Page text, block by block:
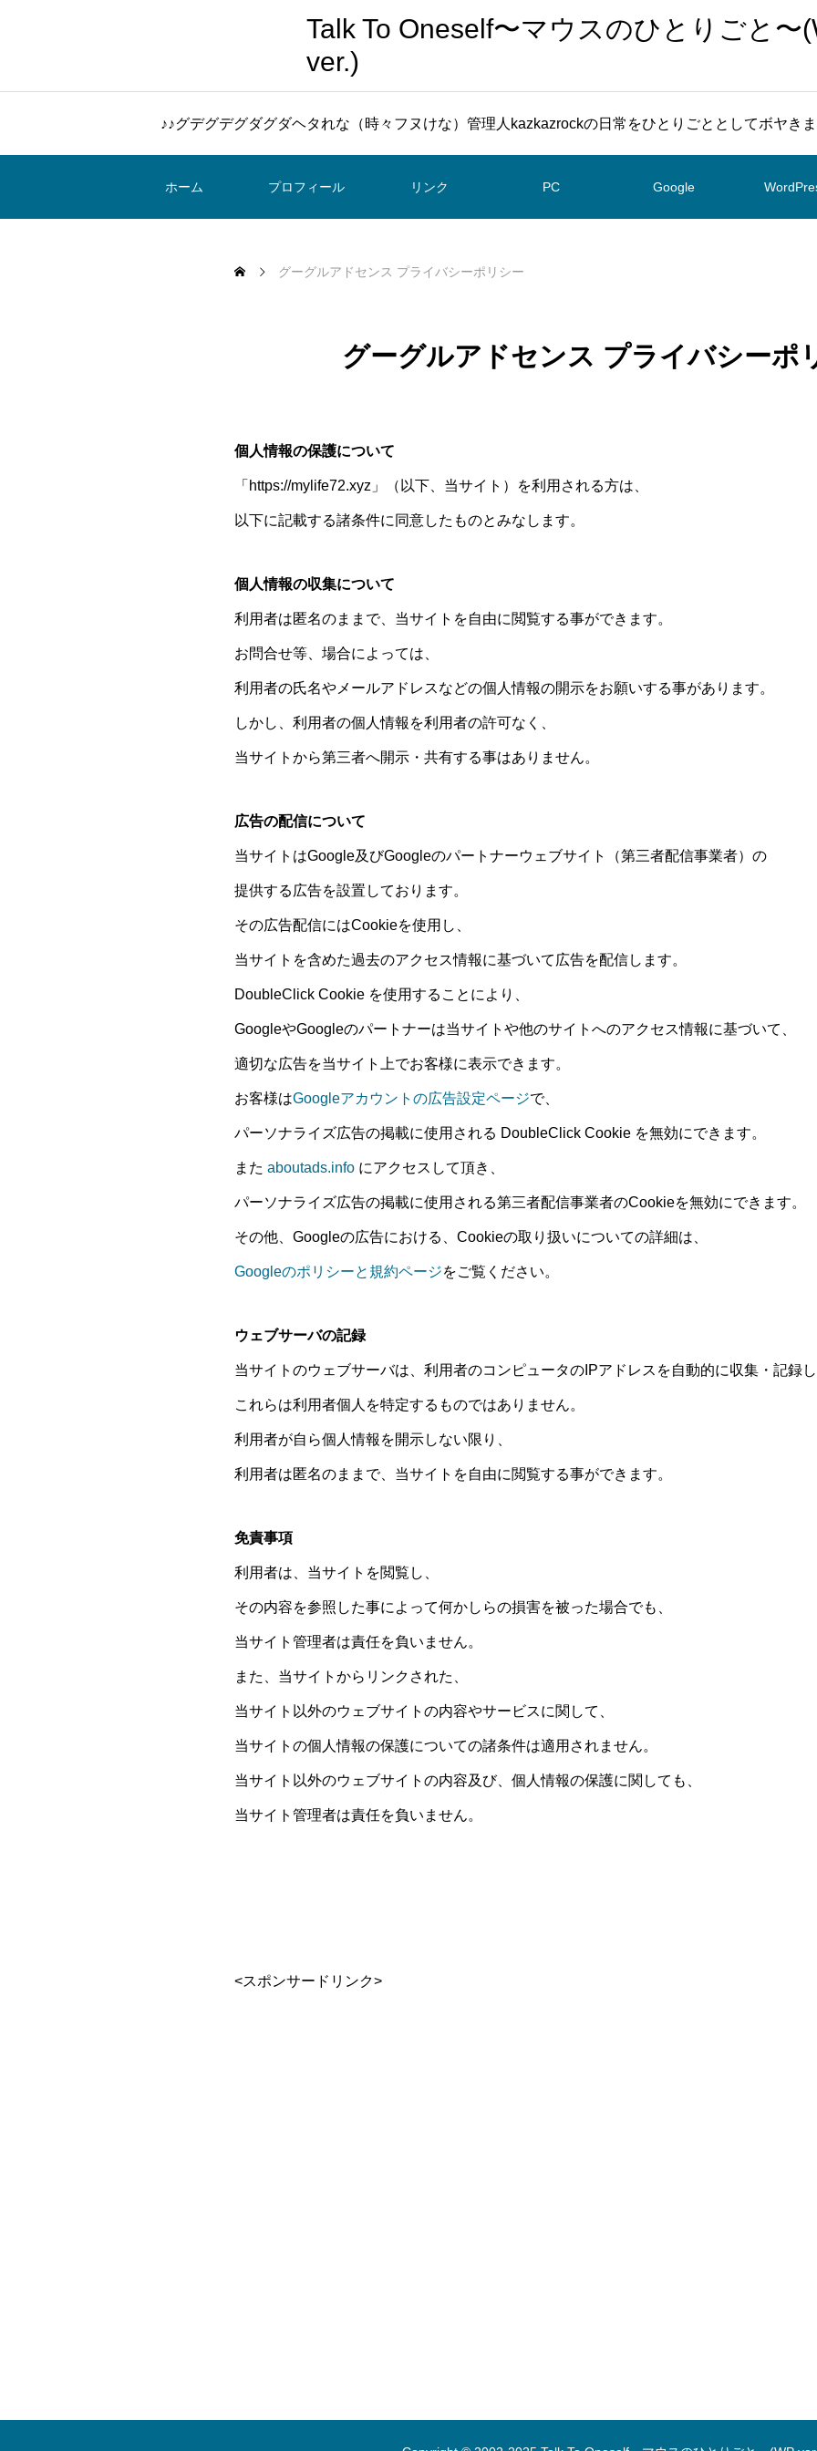
Talk To Oneself〜マウスのひとりごと〜
ver.)
♪♪グデグデグダグダヘタれな（時々フヌけな）管理人kazkazrockの日常をひとりごととしてボヤき
ホーム プロフィール リンク PC Google
グーグルアドセンス プライバシーポリシー
グーグルアドセンス プライバシーポ
個人情報の保護について
「https://mylife72.xyz」（以下、当サイト）を利用される方は、
以下に記載する諸条件に同意したものとみなします。
個人情報の収集について
利用者は匿名のままで、当サイトを自由に閲覧する事ができます。
お問合せ等、場合によっては、
利用者の氏名やメールアドレスなどの個人情報の開示をお願いする事があります。
しかし、利用者の個人情報を利用者の許可なく、
当サイトから第三者へ開示・共有する事はありません。
広告の配信について
当サイトはGoogle及びGoogleのパートナーウェブサイト（第三者配信事業者）の
提供する広告を設置しております。
その広告配信にはCookieを使用し、
当サイトを含めた過去のアクセス情報に基づいて広告を配信します。
DoubleClick Cookie を使用することにより、
GoogleやGoogleのパートナーは当サイトや他のサイトへのアクセス情報に基づいて、
適切な広告を当サイト上でお客様に表示できます。
お客様はGoogleアカウントの広告設定ページで、
パーソナライズ広告の掲載に使用される DoubleClick Cookie を無効にできます。
また aboutads.info にアクセスして頂き、
パーソナライズ広告の掲載に使用される第三者配信事業者のCookieを無効にできます。
その他、Googleの広告における、Cookieの取り扱いについての詳細は、
Googleのポリシーと規約ページをご覧ください。
ウェブサーバの記録
当サイトのウェブサーバは、利用者のコンピュータのIPアドレスを自動的に収集・記録し
これらは利用者個人を特定するものではありません。
利用者が自ら個人情報を開示しない限り、
利用者は匿名のままで、当サイトを自由に閲覧する事ができます。
免責事項
利用者は、当サイトを閲覧し、
その内容を参照した事によって何かしらの損害を被った場合でも、
当サイト管理者は責任を負いません。
また、当サイトからリンクされた、
当サイト以外のウェブサイトの内容やサービスに関して、
当サイトの個人情報の保護についての諸条件は適用されません。
当サイト以外のウェブサイトの内容及び、個人情報の保護に関しても、
当サイト管理者は責任を負いません。
<スポンサードリンク>